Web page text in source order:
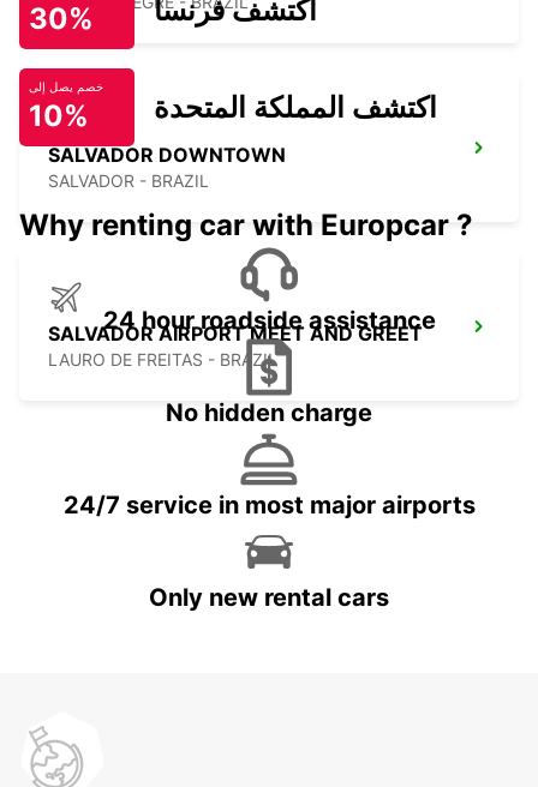
SALVADOR DOWNTOWN
SALVADOR - BRAZIL
SALVADOR AIRPORT MEET AND GREET
LAURO DE FREITAS - BRAZIL
30% اكتشف فرنسا
خصم يصل إلى
10% اكتشف المملكة المتحدة
Why renting car with Europcar ?
24 hour roadside assistance
No hidden charge
24/7 service in most major airports
Only new rental cars